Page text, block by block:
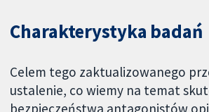
Charakterystyka badań
Celem tego zaktualizowanego
ustalenie, co wiemy na temat
bezpieczeństwa antagonistów